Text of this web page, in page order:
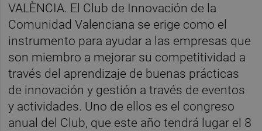
VALÈNCIA. El Club de Innovación de la
Comunidad Valenciana se erige como el
instrumento para ayudar a las empresas que
son miembro a mejorar su competitividad a
través del aprendizaje de buenas prácticas
de innovación y gestión a través de eventos
y actividades. Uno de ellos es el congreso
anual del Club, que este año tendrá lugar el 8